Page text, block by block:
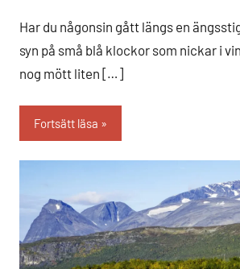
Har du någonsin gått längs en
syn på små blå klockor som nickar i
nog mött liten […]
Fortsätt läsa